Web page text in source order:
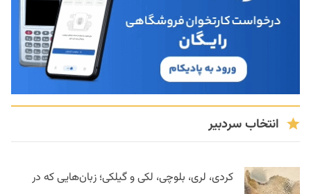
انتخاب سردبیر
کردی، لری، بلوچی، لکی و گیلکی؛ زبان‌هایی که در